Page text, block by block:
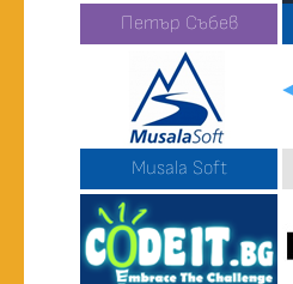
Петър Събев
Musala Soft